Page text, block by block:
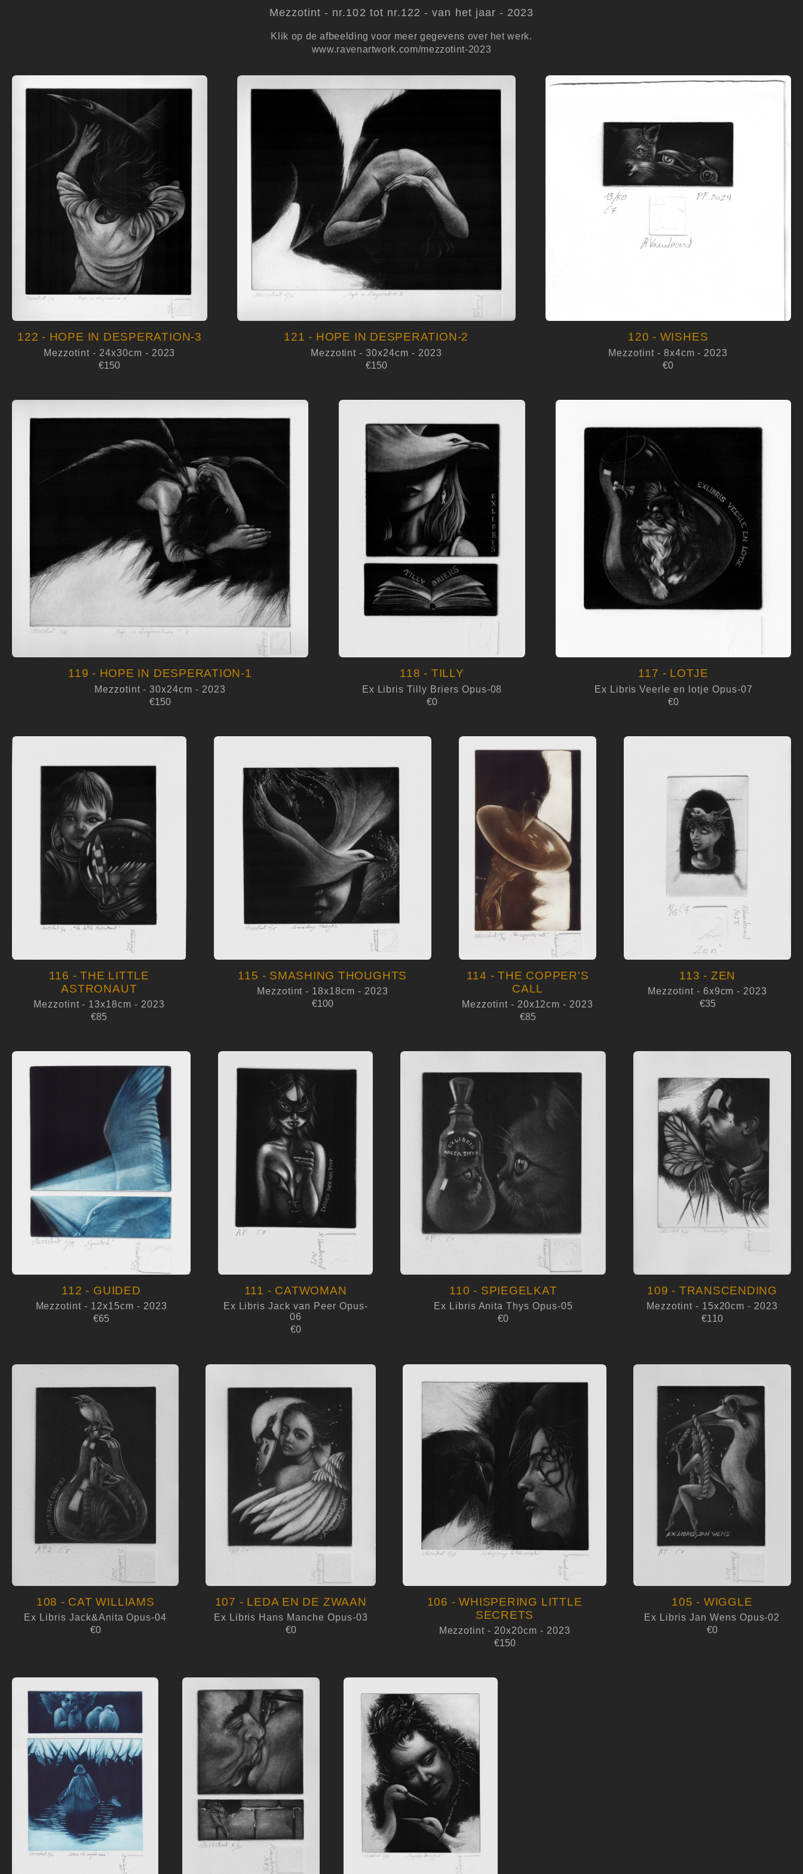
Mezzotint - nr.102 tot nr.122 - van het jaar - 2023
Klik op de afbeelding voor meer gegevens over het werk.
www.ravenartwork.com/mezzotint-2023
122 - HOPE IN DESPERATION-3
Mezzotint - 24x30cm - 2023
€150
121 - HOPE IN DESPERATION-2
Mezzotint - 30x24cm - 2023
€150
120 - WISHES
Mezzotint - 8x4cm - 2023
€0
119 - HOPE IN DESPERATION-1
Mezzotint - 30x24cm - 2023
€150
118 - TILLY
Ex Libris Tilly Briers Opus-08
€0
117 - LOTJE
Ex Libris Veerle en lotje Opus-07
€0
116 - THE LITTLE
ASTRONAUT
Mezzotint - 13x18cm - 2023
€85
115 - SMASHING THOUGHTS
Mezzotint - 18x18cm - 2023
€100
114 - THE COPPER'S
CALL
Mezzotint - 20x12cm - 2023
€85
113 - ZEN
Mezzotint - 6x9cm - 2023
€35
112 - GUIDED
Mezzotint - 12x15cm - 2023
€65
111 - CATWOMAN
Ex Libris Jack van Peer Opus-
06
€0
110 - SPIEGELKAT
Ex Libris Anita Thys Opus-05
€0
109 - TRANSCENDING
Mezzotint - 15x20cm - 2023
€110
108 - CAT WILLIAMS
Ex Libris Jack&Anita Opus-04
€0
107 - LEDA EN DE ZWAAN
Ex Libris Hans Manche Opus-03
€0
106 - WHISPERING LITTLE
SECRETS
Mezzotint - 20x20cm - 2023
€150
105 - WIGGLE
Ex Libris Jan Wens Opus-02
€0